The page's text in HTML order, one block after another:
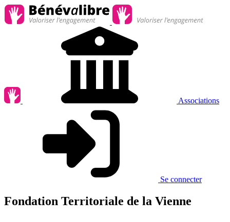
Associations
Se connecter
Fondation Territoriale de la Vienne